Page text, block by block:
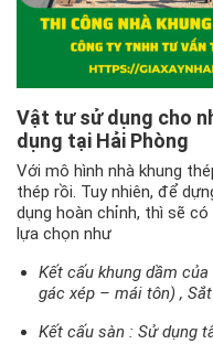
Vật tư sử dụng cho
dụng tại Hải Phòng
Với mô hình nhà khung
thép rồi. Tuy nhiên, để
dụng hoàn chỉnh, thì sẽ
lựa chọn như
Kết cấu khung dầm
gác xép – mái tôn) ,
Kết cấu sàn : Sử dụng